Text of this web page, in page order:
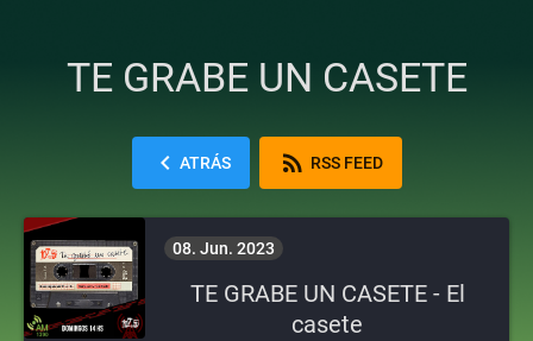
TE GRABE UN CASETE
chevron_left ATRÁS rss_feed RSS FEED
08. Jun. 2023
TE GRABE UN CASETE - El
casete